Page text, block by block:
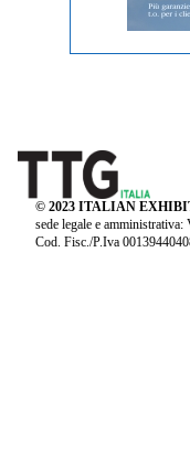
© 2023 ITALIAN
sede legale e
Cod. Fisc./P.Iva